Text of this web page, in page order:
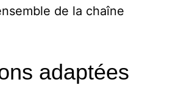
de la chaîne
adaptées